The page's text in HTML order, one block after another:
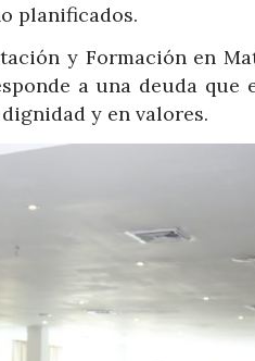
planificados.
y Formación en
a una deuda que
y en valores.